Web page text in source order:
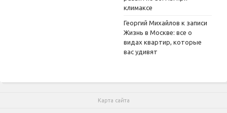
климаксе
Георгий Михайлов к записи
Жизнь в Москве: все о
видах квартир, которые
вас удивят
Карта сайта